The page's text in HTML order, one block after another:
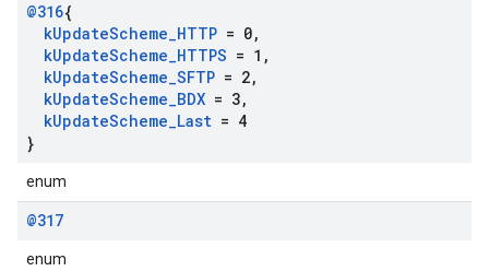
@316{
kUpdateScheme_HTTP = 0,
kUpdateScheme_HTTPS = 1 ,
kUpdateScheme_SFTP = 2,
kUpdateScheme_BDX = 3,
kUpdateScheme_Last = 4
}
enum
@317
enum